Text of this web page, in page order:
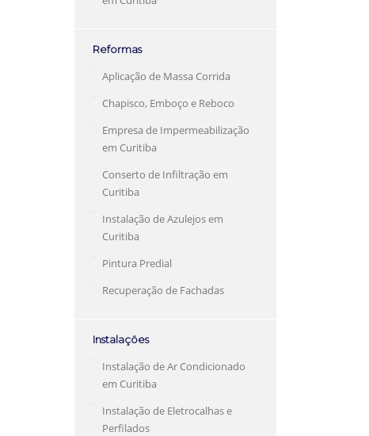
Reformas
Aplicação de Massa Corrida
Chapisco, Emboço e Reboco
Empresa de Impermeabilização
em Curitiba
Conserto de Infiltração em
Curitiba
Instalação de Azulejos em
Curitiba
Pintura Predial
Recuperação de Fachadas
Instalações
Instalação de Ar Condicionado
em Curitiba
Instalação de Eletrocalhas e
Perfilados